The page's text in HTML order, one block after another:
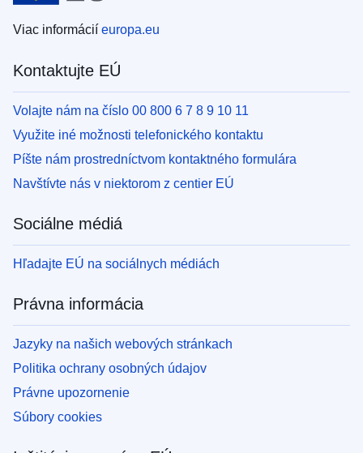
Viac informácií europa.eu
Kontaktujte EÚ
Volajte nám na číslo 00 800 6 7 8 9 10 11
Využite iné možnosti telefonického kontaktu
Píšte nám prostredníctvom kontaktného formulára
Navštívte nás v niektorom z centier EÚ
Sociálne médiá
Hľadajte EÚ na sociálnych médiách
Právna informácia
Jazyky na našich webových stránkach
Politika ochrany osobných údajov
Právne upozornenie
Súbory cookies